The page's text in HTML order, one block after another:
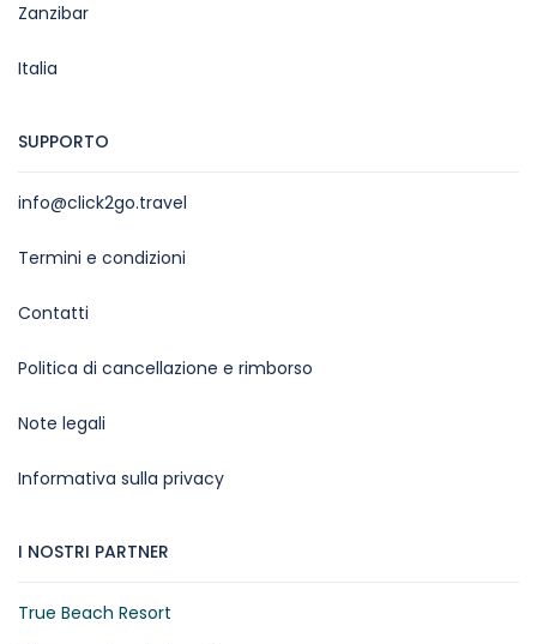
Zanzibar
Italia
SUPPORTO
info@click2go.travel
Termini e condizioni
Contatti
Politica di cancellazione e rimborso
Note legali
Informativa sulla privacy
I NOSTRI PARTNER
True Beach Resort